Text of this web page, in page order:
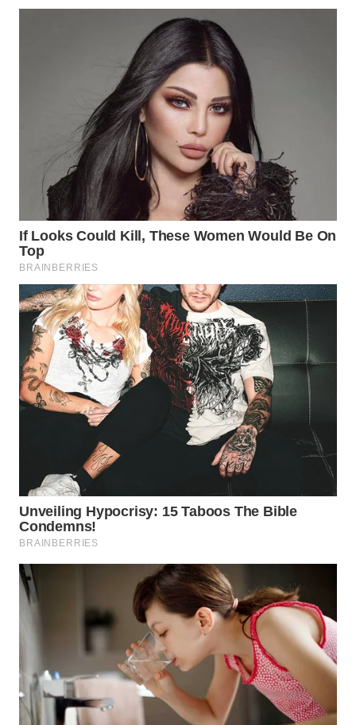
MAJALENGKA
WN
SUBANG
WN
WN
PURWAKARTA
PRIANGAN
TIMUR
SEMARANG
WN
SOLO
BOROBUDUR
WN
SURABAYA